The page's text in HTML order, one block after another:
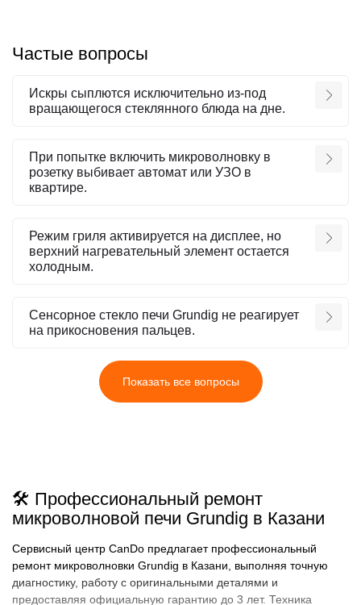
Частые вопросы
Искры сыплются исключительно из-под
вращающегося стеклянного блюда на дне.
При попытке включить микроволновку в
розетку выбивает автомат или УЗО в
квартире.
Режим гриля активируется на дисплее, но
верхний нагревательный элемент остается
холодным.
Сенсорное стекло печи Grundig не реагирует
на прикосновения пальцев.
Показать все вопросы
🛠️ Профессиональный ремонт
микроволновой печи Grundig в Казани
Сервисный центр CanDo предлагает профессиональный
ремонт микроволновки Grundig в Казани, выполняя точную
диагностику, работу с оригинальными деталями и
предоставляя официальную гарантию до 3 лет. Техника